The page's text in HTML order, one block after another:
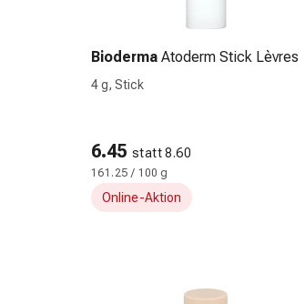
Hören
Ohrenpflege
Ohrenschmerzen
Augentropfen
Augenentzündung
Augenverbände
Bioderma Atoderm Stick Lèvres
4 g, Stick
6.45 statt 8.60
161.25 / 100 g
Online-Aktion